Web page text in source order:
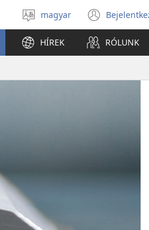
Válassz
nyelvet
magyar
new
HÍREK RÓLUNK